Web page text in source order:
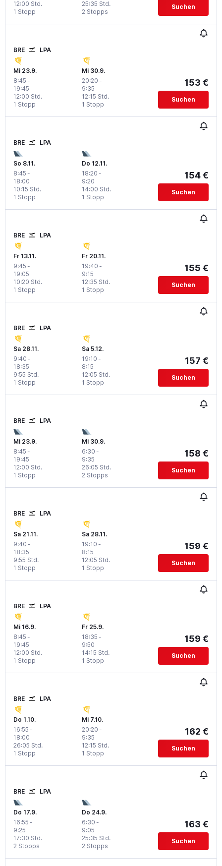
1 Stopp
12:00 Std.
2 Stopps
25:35 Std. Suchen
BRE LPA
Mi 23.9.
8:45 -
19:45
1 Stopp
12:00 Std.
Mi 30.9.
20:20 -
9:35
1 Stopp
12:15 Std.
153 €
Suchen
BRE LPA
So 8.11.
8:45 -
18:00
1 Stopp
10:15 Std.
Do 12.11.
18:20 -
9:20
1 Stopp
14:00 Std.
154 €
Suchen
BRE LPA
Fr 13.11.
9:45 -
19:05
1 Stopp
10:20 Std.
Fr 20.11.
19:40 -
9:15
1 Stopp
12:35 Std.
155 €
Suchen
BRE LPA
Sa 28.11.
9:40 -
18:35
1 Stopp
9:55 Std.
Sa 5.12.
19:10 -
8:15
1 Stopp
12:05 Std.
157 €
Suchen
BRE LPA
Mi 23.9.
8:45 -
19:45
1 Stopp
12:00 Std.
Mi 30.9.
6:30 -
9:35
2 Stopps
26:05 Std.
158 €
Suchen
BRE LPA
Sa 21.11.
9:40 -
18:35
1 Stopp
9:55 Std.
Sa 28.11.
19:10 -
8:15
1 Stopp
12:05 Std.
159 €
Suchen
BRE LPA
Mi 16.9.
8:45 -
19:45
1 Stopp
12:00 Std.
Fr 25.9.
18:35 -
9:50
1 Stopp
14:15 Std.
159 €
Suchen
BRE LPA
Do 1.10.
16:55 -
18:00
1 Stopp
26:05 Std.
Mi 7.10.
20:20 -
9:35
1 Stopp
12:15 Std.
162 €
Suchen
BRE LPA
Do 17.9.
16:55 -
9:25
2 Stopps
17:30 Std.
Do 24.9.
6:30 -
9:05
2 Stopps
25:35 Std.
163 €
Suchen